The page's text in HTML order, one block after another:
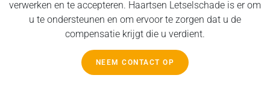
verwerken en te accepteren. Haartsen Letselschade is er om
u te ondersteunen en om ervoor te zorgen dat u de
compensatie krijgt die u verdient.
NEEM CONTACT OP